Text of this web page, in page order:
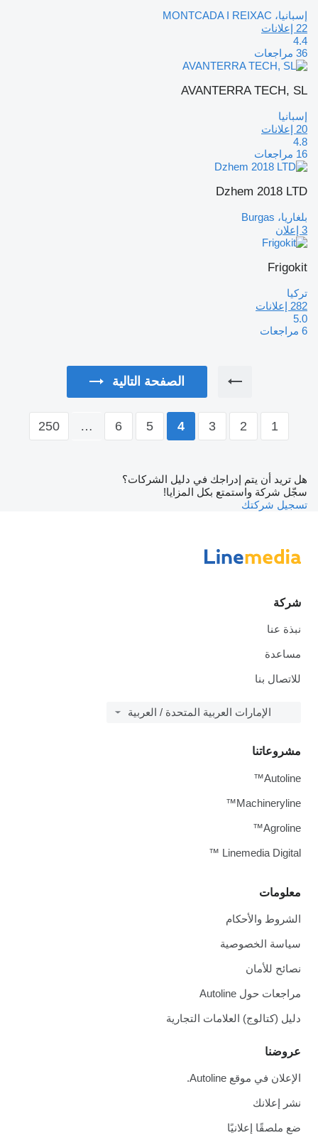
إسبانيا، MONTCADA I REIXAC
22 إعلانات
4.4
36 مراجعات
AVANTERRA TECH, SL
إسبانيا
20 إعلانات
4.8
16 مراجعات
Dzhem 2018 LTD
بلغاريا، Burgas
3 إعلان
Frigokit
تركيا
282 إعلانات
5.0
6 مراجعات
الصفحة التالية
1
2
3
4
5
6
…
250
هل تريد أن يتم إدراجك في دليل الشركات؟
سجّل شركة واستمتع بكل المزايا!
تسجيل شركتك
شركة
نبذة عنا
مساعدة
للاتصال بنا
الإمارات العربية المتحدة / العربية
معلومات
الشروط والأحكام
سياسة الخصوصية
نصائح للأمان
مراجعات حول Autoline
دليل (كتالوج) العلامات التجارية
عروضنا
الإعلان في موقع Autoline.
نشر إعلانك
ضع ملصقًا إعلانيًا
مشروعاتنا
Autoline™
Machineryline™
Agroline™
Linemedia Digital ™